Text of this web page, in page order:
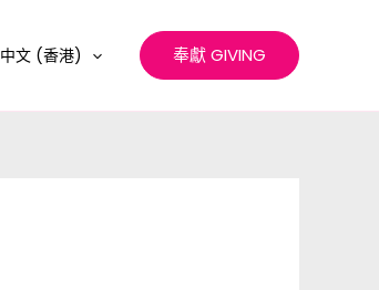
中文 (香港) 奉獻 GIVING